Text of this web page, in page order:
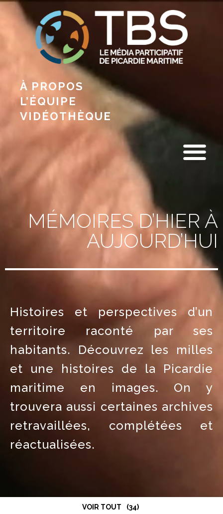
À PROPOS
L’ÉQUIPE
VIDÉOTHÈQUE
MÉMOIRES D’HIER À
AUJOURD’HUI
Histoires et perspectives d’un
territoire raconté par ses
habitants. Découvrez les milles
et une histoires de la Picardie
maritime en images. On y
trouvera aussi certaines archives
retravaillées, complétées et
réactualisées.
VOIR TOUT
34